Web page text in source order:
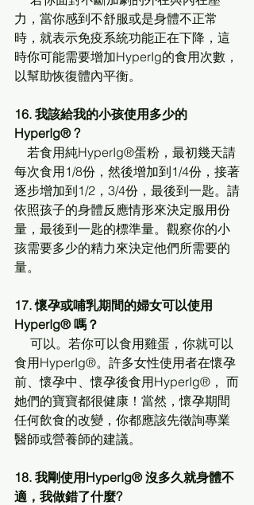
力，當你感到不舒服或是身體不正常
時，就表示免疫系統功能正在下降，這
時你可能需要增加HyperIg的食用次數，
以幫助恢復體內平衡。
16. 我該給我的小孩使用多少的
HyperIg® ?
每次食用1/8份，然後增加到1/4份，接著
逐步增加到1/2，3/4份，最後到一匙。請
依照孩子的身體反應情形來決定服用份
量，最後到一匙的標準量。觀察你的小
孩需要多少的精力來決定他們所需要的
量。
17. 懷孕或哺乳期間的婦女可以使用
HyperIg® 嗎？
食用HyperIg®。許多女性使用者在懷孕
前、懷孕中、懷孕後食用HyperIg®， 而
她們的寶寶都很健康！當然，懷孕期間
任何飲食的改變，你都應該先徵詢專業
醫師或營養師的建議。
18. 我剛使用HyperIg® 沒多久就身體不
適，我做錯了什麼?